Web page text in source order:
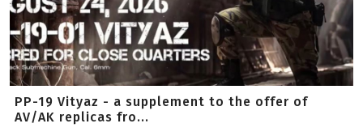
PP-19 Vityaz - a supplement to the offer of
AV/AK replicas fro...